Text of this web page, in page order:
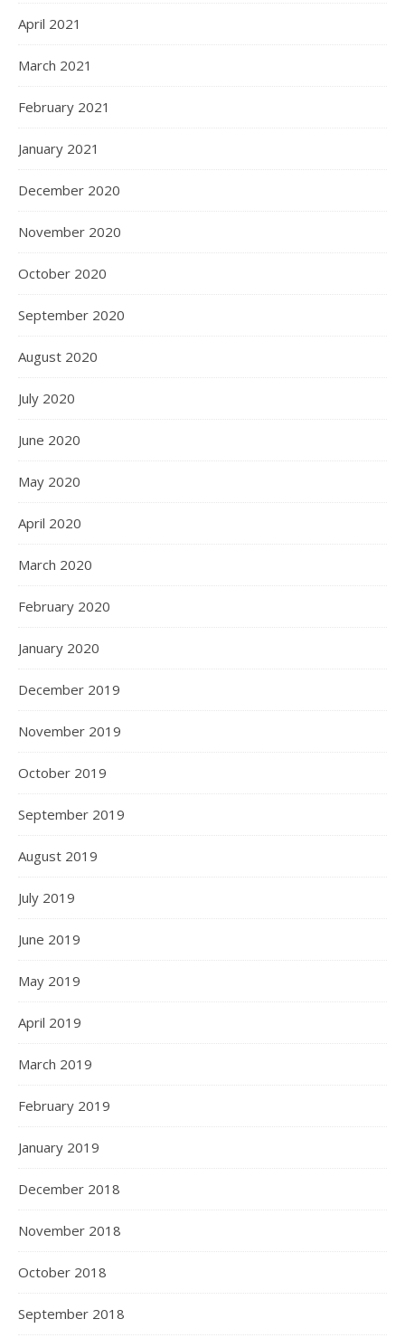
April 2021
March 2021
February 2021
January 2021
December 2020
November 2020
October 2020
September 2020
August 2020
July 2020
June 2020
May 2020
April 2020
March 2020
February 2020
January 2020
December 2019
November 2019
October 2019
September 2019
August 2019
July 2019
June 2019
May 2019
April 2019
March 2019
February 2019
January 2019
December 2018
November 2018
October 2018
September 2018